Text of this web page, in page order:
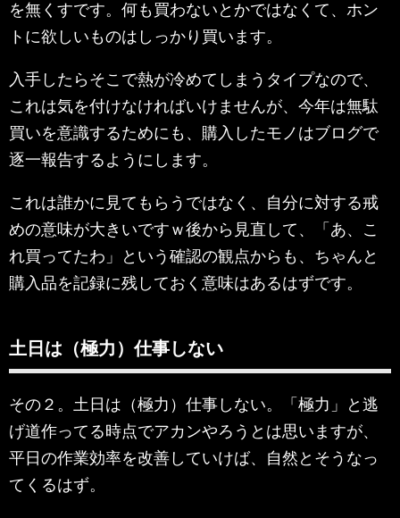
を無くすです。何も買わないとかではなくて、ホン
トに欲しいものはしっかり買います。
入手したらそこで熱が冷めてしまうタイプなので、
これは気を付けなければいけませんが、今年は無駄
買いを意識するためにも、購入したモノはブログで
逐一報告するようにします。
これは誰かに見てもらうではなく、自分に対する戒
めの意味が大きいですｗ後から見直して、「あ、こ
れ買ってたわ」という確認の観点からも、ちゃんと
購入品を記録に残しておく意味はあるはずです。
土日は（極力）仕事しない
その２。土日は（極力）仕事しない。「極力」と逃
げ道作ってる時点でアカンやろうとは思いますが、
平日の作業効率を改善していけば、自然とそうなっ
てくるはず。